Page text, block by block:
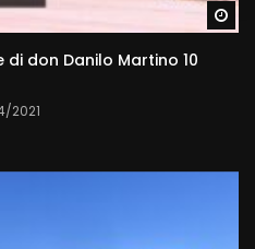
don Danilo Martino 10
2021